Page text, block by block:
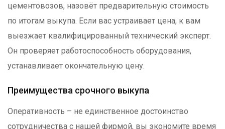
цементовозов, назовёт предварительную стоимость
по итогам выкупа. Если вас устраивает цена, к вам
выезжает квалифицированный технический эксперт.
Он проверяет работоспособность оборудования,
устанавливает окончательную цену.
Преимущества срочного выкупа
Оперативность – не единственное достоинство
сотрудничества с нашей фирмой, вы экономите время